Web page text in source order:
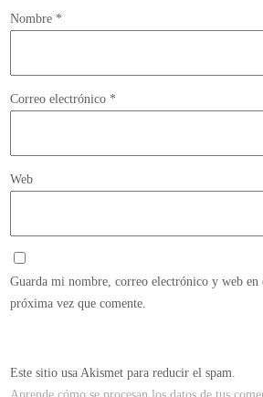
Nombre *
Correo electrónico *
Web
Guarda mi nombre, correo electrónico y web en
próxima vez que comente.
Este sitio usa Akismet para reducir el spam.